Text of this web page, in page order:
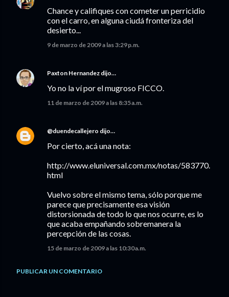
Chance y califiques con cometer un perricidio
con el carro, en alguna ciudá fronteriza del
desierto...
9 de marzo de 2009 a las 3:29 p.m.
Paxton Hernandez dijo…
Yo no la ví por el mugroso FICCO.
11 de marzo de 2009 a las 8:35 a.m.
@duendecallejero dijo…
Por cierto, acá una nota:
http://www.eluniversal.com.mx/notas/583770.
html
Vuelvo sobre el mismo tema, sólo porque me
parece que precisamente esa visión
distorsionada de todo lo que nos ocurre, es lo
que acaba empañando sobremanera la
percepción de las cosas.
15 de marzo de 2009 a las 10:30 a.m.
PUBLICAR UN COMENTARIO